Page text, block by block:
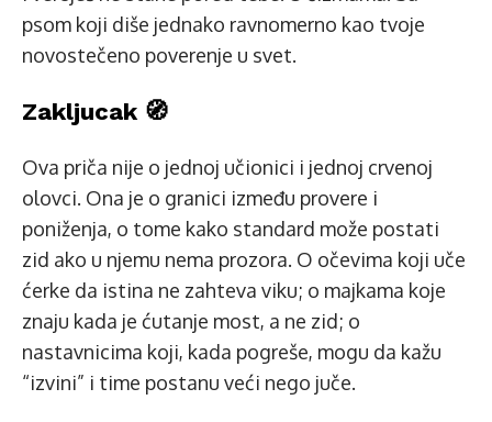
psom koji diše jednako ravnomerno kao tvoje
novostečeno poverenje u svet.
Zakljucak 🧭
Ova priča nije o jednoj učionici i jednoj crvenoj
olovci. Ona je o granici između provere i
poniženja, o tome kako standard može postati
zid ako u njemu nema prozora. O očevima koji uče
ćerke da istina ne zahteva viku; o majkama koje
znaju kada je ćutanje most, a ne zid; o
nastavnicima koji, kada pogreše, mogu da kažu
“izvini” i time postanu veći nego juče.